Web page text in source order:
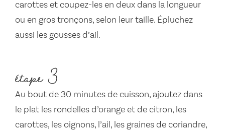
carottes et coupez-les en deux dans la longueur
ou en gros tronçons, selon leur taille. Épluchez
aussi les gousses d’ail.
étape 3
Au bout de 30 minutes de cuisson, ajoutez dans
le plat les rondelles d’orange et de citron, les
carottes, les oignons, l’ail, les graines de coriandre,